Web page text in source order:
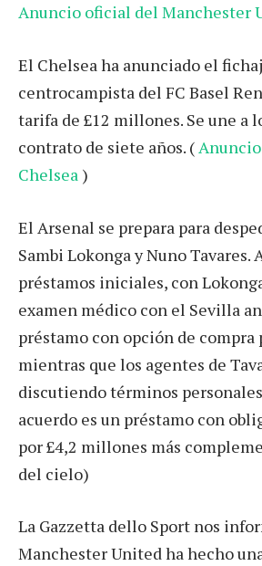
Anuncio oficial del Manchester
El Chelsea ha anunciado el
centrocampista del FC Basel
tarifa de £12 millones. Se une a
contrato de siete años. (
Chelsea )
El Arsenal se prepara para
Sambi Lokonga y Nuno Tavares.
préstamos iniciales, con
examen médico con el Sevilla
préstamo con opción de
mientras que los agentes de
discutiendo términos
acuerdo es un préstamo con
por £4,2 millones más
del cielo)
La Gazzetta dello Sport nos
Manchester United ha hecho